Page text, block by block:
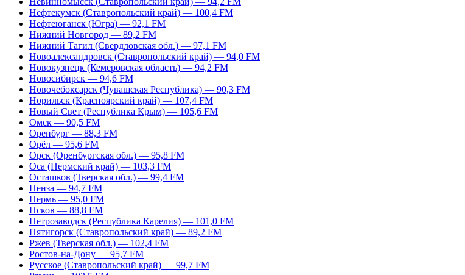
Нефтекумск (Ставропольский край) — 100,4 FM
Нефтеюганск (Югра) — 92,1 FM
Нижний Новгород — 89,2 FM
Нижний Тагил (Свердловская обл.) — 97,1 FM
Новоалександровск (Ставропольский край) — 94,0 FM
Новокузнецк (Кемеровская область) — 94,2 FM
Новосибирск — 94,6 FM
Новочебоксарск (Чувашская Республика) — 90,3 FM
Норильск (Красноярский край) — 107,4 FM
Новый Свет (Республика Крым) — 105,6 FM
Омск — 90,5 FM
Оренбург — 88,3 FM
Орёл — 95,6 FM
Орск (Оренбургская обл.) — 95,8 FM
Оса (Пермский край) — 103,3 FM
Осташков (Тверская обл.) — 99,4 FM
Пенза — 94,7 FM
Пермь — 95,0 FM
Псков — 88,8 FM
Петрозаводск (Республика Карелия) — 101,0 FM
Пятигорск (Ставропольский край) — 89,2 FM
Ржев (Тверская обл.) — 102,4 FM
Ростов-на-Дону — 95,7 FM
Русское (Ставропольский край) — 99,7 FM